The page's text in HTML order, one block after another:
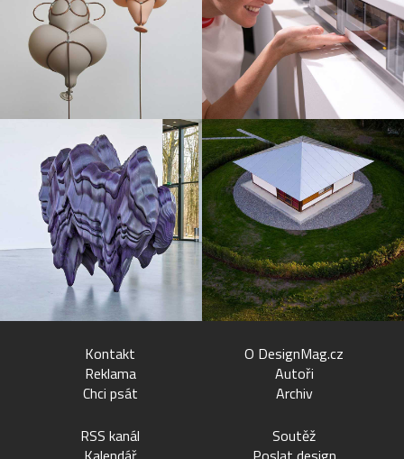
Kontakt
Reklama
Chci psát
O DesignMag.cz
Autoři
Archiv
RSS kanál
Soutěž